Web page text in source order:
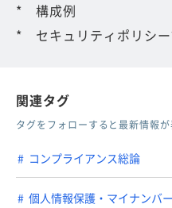
* 構成例
* セキュリティポリシー
関連タグ
タグをフォローすると最新情報
コンプライアンス総論
個人情報保護・マイナンバー